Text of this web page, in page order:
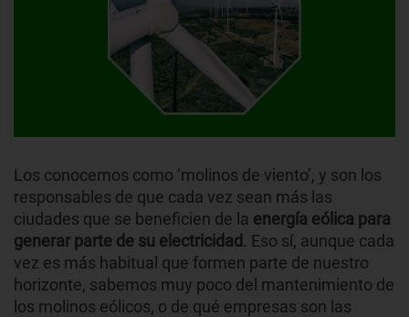
Los conocemos como ‘molinos de viento’, y son los
responsables de que cada vez sean más las
ciudades que se beneficien de la energía eólica para
generar parte de su electricidad . Eso sí, aunque cada
vez es más habitual que formen parte de nuestro
horizonte, sabemos muy poco del mantenimiento de
los molinos eólicos, o de qué empresas son las